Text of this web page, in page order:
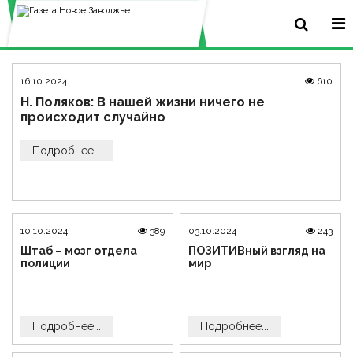
16.10.2024 610
Н. Поляков: В нашей жизни ничего не
происходит случайно
Подробнее...
10.10.2024 389
Штаб – мозг отдела
полиции
Подробнее...
03.10.2024 243
ПОЗИТИВный взгляд на
мир
Подробнее...